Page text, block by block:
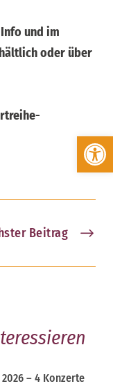
Werkzeugleiste öffnen
und im
oder über
Beitrag
– 4 Konzerte